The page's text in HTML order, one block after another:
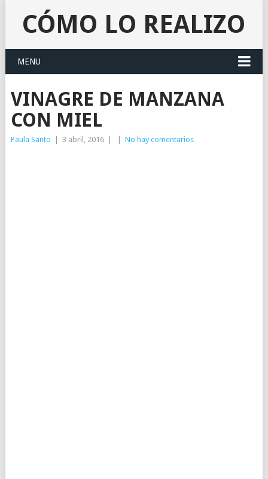
CÓMO LO REALIZO
MENU
VINAGRE DE MANZANA
CON MIEL
Paula Santo 3 abril, 2016 No hay comentarios